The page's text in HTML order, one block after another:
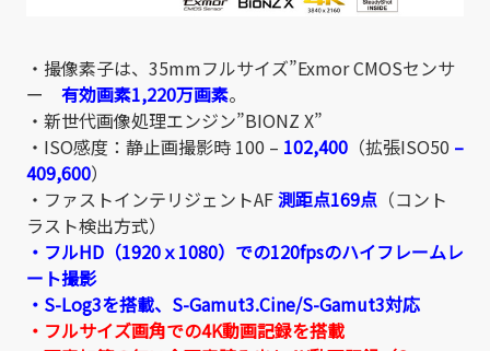
・撮像素子は、35mmフルサイズ”Exmor CMOSセンサ
ー 有効画素1,220万画素。
・新世代画像処理エンジン”BIONZ X”
・ISO感度：静止画撮影時 100 – 102,400 （拡張ISO50 –
409,600）
・ファストインテリジェントAF測距点169点 （コント
ラスト検出方式）
・フルHD（1920ｘ1080）での120fpsのハイフレームレ
ート撮影
・S-Log3を搭載、S-Gamut3.Cine/S-Gamut3対応
・フルサイズ画角での4K動画記録を搭載